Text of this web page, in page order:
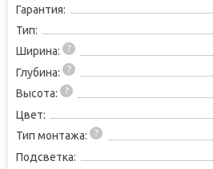
Гарантия:
Тип:
Ширина:
Глубина:
Высота:
Цвет:
Тип монтажа:
Подсветка: